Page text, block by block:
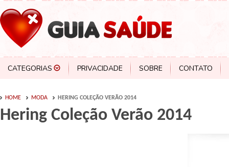
CATEGORIAS PRIVACIDADE SOBRE CONTATO
HOME MODA HERING COLEÇÃO VERÃO 2014
Hering Coleção Verão 2014